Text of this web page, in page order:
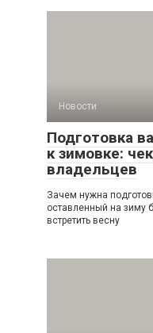
Новости
Подготовка
к зимовке:
владельцев
Зачем нужна
оставленный на зиму
встретить весну